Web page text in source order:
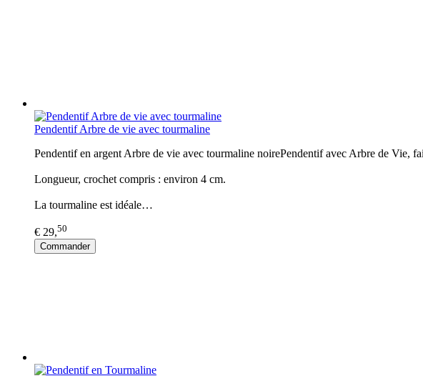
Pendentif Arbre de vie avec tourmaline
Pendentif en argent Arbre de vie avec tourmaline noirePendentif avec Arbre de Vie,
Longueur, crochet compris : environ 4 cm.
La tourmaline est idéale…
€ 29,50
Commander